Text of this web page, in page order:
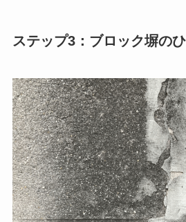
ステップ3：ブロック塀の